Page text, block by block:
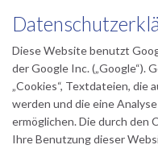
Diese Website benutzt
der Google Inc. („Google“).
„Cookies“, Textdateien, die
werden und die eine
ermöglichen. Die durch den
Ihre Benutzung dieser